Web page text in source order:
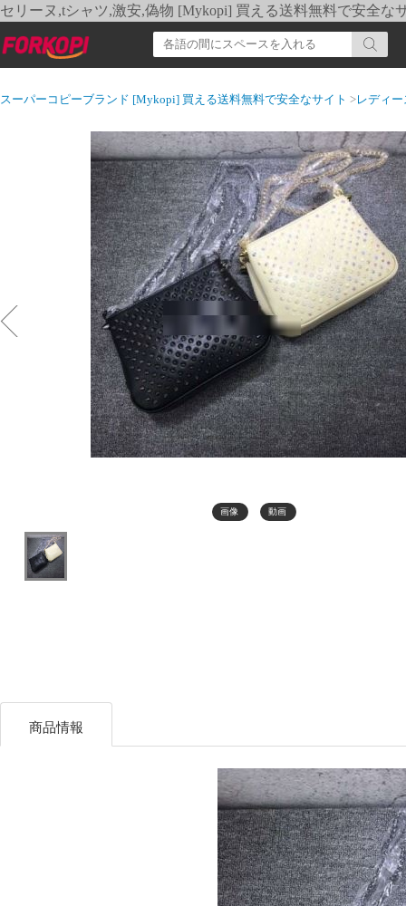
セリーヌ,tシャツ,激安,偽物 [Mykopi] 買える送料無料で安全な
スーパーコピーブランド [Mykopi] 買える送料無料で安全なサイト >レディ
画像 動画
商品情報